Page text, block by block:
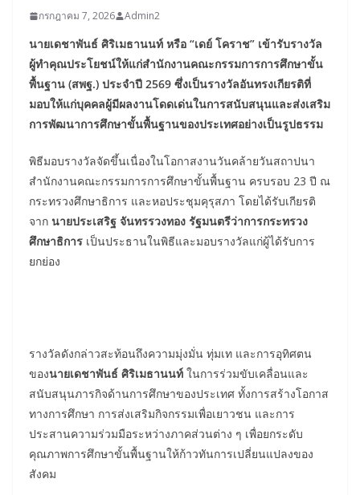
กรกฎาคม 7, 2026 Admin2
นายเดชาพันธ์ ศิริเมธานนท์ หรือ “เดย์ โคราช” เข้ารับรางวัล
ผู้ทำคุณประโยชน์ให้แก่สำนักงานคณะกรรมการการศึกษาขั้น
พื้นฐาน (สพฐ.) ประจำปี 2569 ซึ่งเป็นรางวัลอันทรงเกียรติที่
มอบให้แก่บุคคลผู้มีผลงานโดดเด่นในการสนับสนุนและส่งเสริม
การพัฒนาการศึกษาขั้นพื้นฐานของประเทศอย่างเป็นรูปธรรม
พิธีมอบรางวัลจัดขึ้นเนื่องในโอกาสงานวันคล้ายวันสถาปนา
สำนักงานคณะกรรมการการศึกษาขั้นพื้นฐาน ครบรอบ 23 ปี ณ
กระทรวงศึกษาธิการ และหอประชุมคุรุสภา โดยได้รับเกียรติ
จาก นายประเสริฐ จันทรรวงทอง รัฐมนตรีว่าการกระทรวง
ศึกษาธิการ เป็นประธานในพิธีและมอบรางวัลแก่ผู้ได้รับการ
ยกย่อง
รางวัลดังกล่าวสะท้อนถึงความมุ่งมั่น ทุ่มเท และการอุทิศตน
ของนายเดชาพันธ์ ศิริเมธานนท์ ในการร่วมขับเคลื่อนและ
สนับสนุนภารกิจด้านการศึกษาของประเทศ ทั้งการสร้างโอกาส
ทางการศึกษา การส่งเสริมกิจกรรมเพื่อเยาวชน และการ
ประสานความร่วมมือระหว่างภาคส่วนต่าง ๆ เพื่อยกระดับ
คุณภาพการศึกษาขั้นพื้นฐานให้ก้าวทันการเปลี่ยนแปลงของ
สังคม